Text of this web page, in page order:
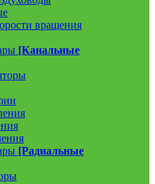
вращения
[Канальные
[Радиальные